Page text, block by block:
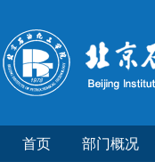
首页 部门概况